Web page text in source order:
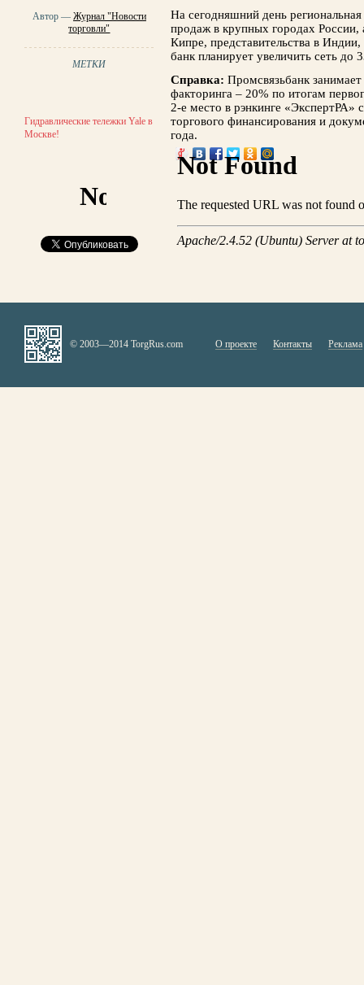
Автор — Журнал "Новости
торговли"
МЕТКИ
Гидравлические тележки Yale в
Москве!
На сегодняшний день
продаж в крупных городах
Кипре, представительства в
банк планирует увеличить сеть до
Справка: Промсвязьбанк
факторинга – 20% по итогам
2-е место в рэнкинге «ЭкспертРА»
торгового финансирования и
года.
© 2003—2014 TorgRus.com О проекте Контакты Реклама